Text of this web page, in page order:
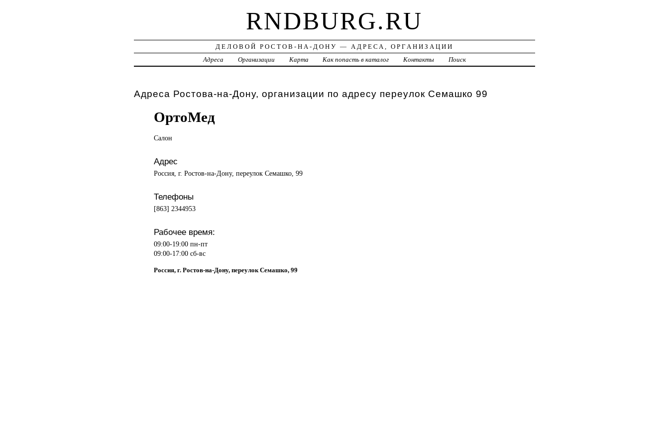
RNDBURG.RU
ДЕЛОВОЙ РОСТОВ-НА-ДОНУ — АДРЕСА, ОРГАНИЗАЦИИ
Адреса
Организации Карта Как попасть в каталог Контакты Поиск
Адреса Ростова-на-Дону, организации по адресу переулок Семашко 99
ОртоМед
Салон
Адрес
Россия, г. Ростов-на-Дону, переулок Семашко, 99
Телефоны
[863] 2344953
Рабочее время:
09:00-19:00 пн-пт
09:00-17:00 сб-вс
Россия, г. Ростов-на-Дону, переулок Семашко, 99